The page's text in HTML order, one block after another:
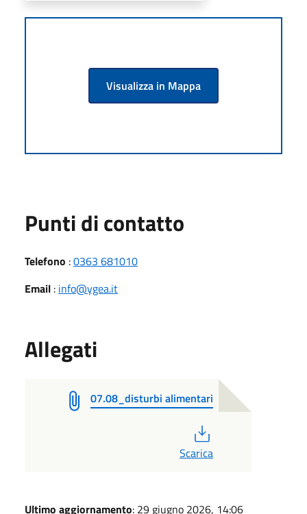
Visualizza in Mappa
Punti di contatto
Telefono :0363 681010
Email : info@ygea.it
Allegati
07.08_disturbi alimentari
Scarica
Ultimo aggiornamento: 29 giugno 2026, 14:06